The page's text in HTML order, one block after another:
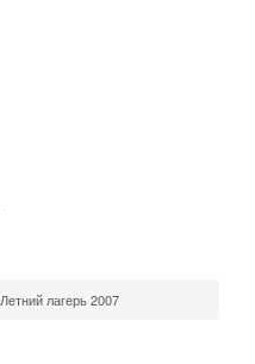
Летний лагерь 2007